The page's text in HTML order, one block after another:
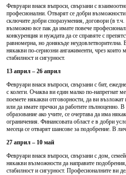
Февруари внася въпроси, свързани с
професионални. Отварят се добри
сключите добри споразумения, договори (в
възможно все пак да имате повече
конкуренция и нуждата да се справяте с
равномерна, но донякъде
някакви по-сериозни ангажименти, чрез които
стабилност и сигурност.
13 април – 26 април
Февруари внася въпроси, свързани с бит,
с колеги. Очаква ви един малко по-напрегнат
поемете някакви отговорности, да ви възложат
или да имате пречки да работите пълноценно.
образование ако учите, се очертава да има
ограничения. Финансовата област е в добри
месеца се отварят шансове за подобрение. В
27 април – 10 май
Февруари внася въпроси, свързани с дом,
някакви възможности да направите
стабилност и сигурност. Професионалните ви